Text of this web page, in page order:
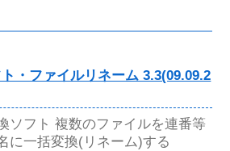
・ファイルリネーム 3.3(09.09.2
ソフト 複数のファイルを連番等
に一括変換(リネーム)する